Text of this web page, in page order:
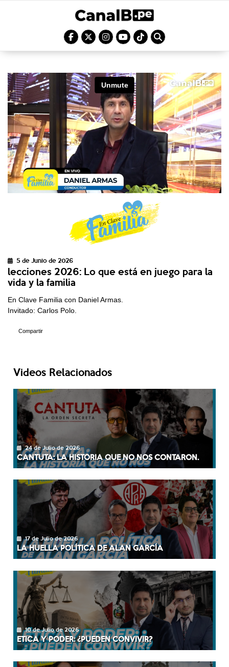
5 de Junio de 2026
lecciones 2026: Lo que está en juego para la
vida y la familia
En Clave Familia con Daniel Armas.
Invitado: Carlos Polo.
Compartir
Videos Relacionados
24 de Julio de 2026
CANTUTA: LA HISTORIA QUE NO NOS CONTARON.
17 de Julio de 2026
LA HUELLA POLÍTICA DE ALAN GARCÍA
10 de Julio de 2026
ETICA Y PODER: ¿PUEDEN CONVIVIR?